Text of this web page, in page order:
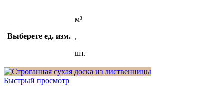
Выберете ед. изм.
м³
,
шт.
Быстрый просмотр